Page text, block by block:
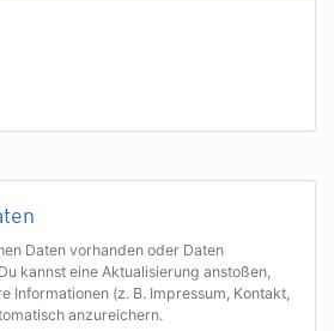
Daten vorhanden oder Daten
kannst eine Aktualisierung anstoßen,
Informationen (z. B. Impressum, Kontakt,
anzureichern.